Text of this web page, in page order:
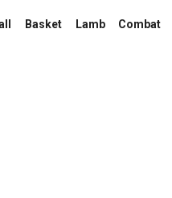
Basket Lamb Combat